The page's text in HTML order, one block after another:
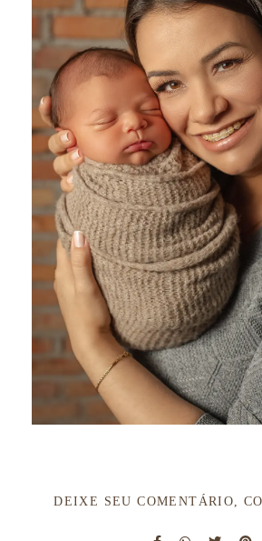
DEIXE SEU COMENTÁRIO,